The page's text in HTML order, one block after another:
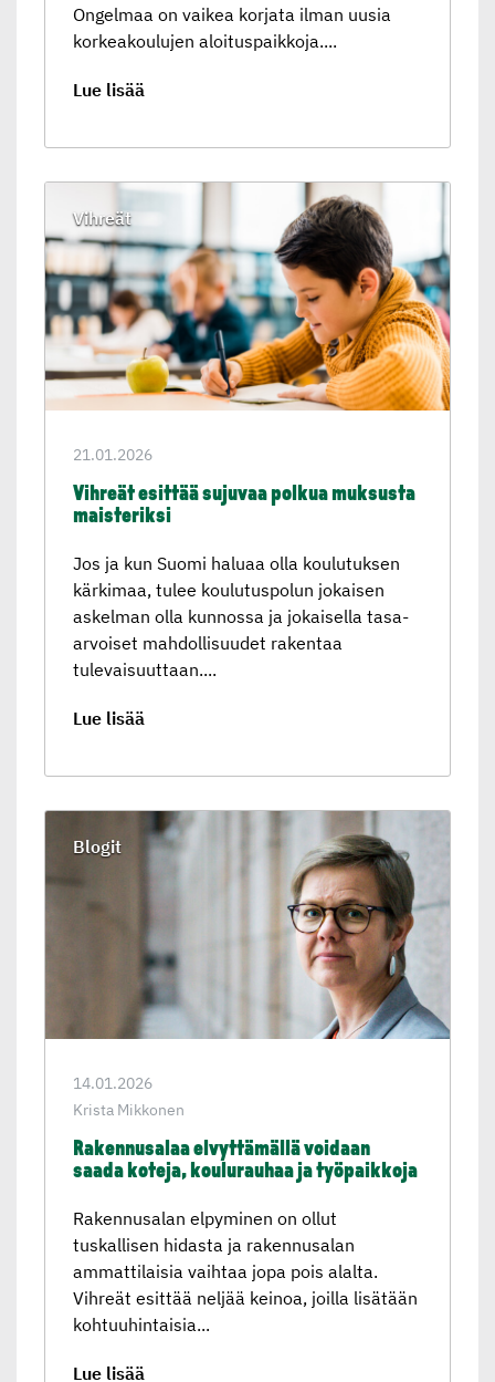
Ongelmaa on vaikea korjata ilman uusia
korkeakoulujen aloituspaikkoja....
Lue lisää
21.01.2026
Vihreät esittää sujuvaa polkua muksusta
maisteriksi
Jos ja kun Suomi haluaa olla koulutuksen
kärkimaa, tulee koulutuspolun jokaisen
askelman olla kunnossa ja jokaisella tasa-
arvoiset mahdollisuudet rakentaa
tulevaisuuttaan....
Lue lisää
Vihreät
14.01.2026
Krista Mikkonen
Rakennu­salaa elvyttä­mällä voidaan
saada koteja, koulurauhaa ja työpaikkoja
Rakennusalan elpyminen on ollut
tuskallisen hidasta ja rakennusalan
ammattilaisia vaihtaa jopa pois alalta.
Vihreät esittää neljää keinoa, joilla lisätään
kohtuuhintaisia...
Lue lisää
Blogit